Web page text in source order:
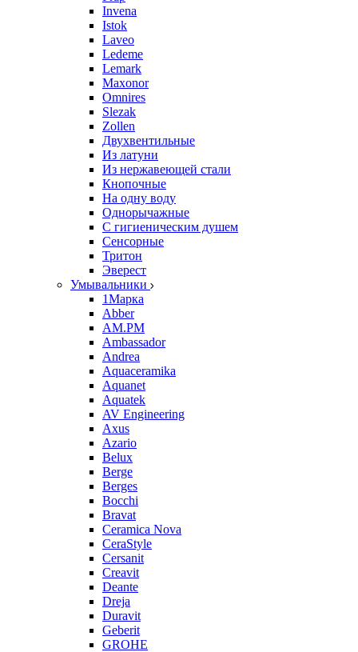
Invena
Istok
Laveo
Ledeme
Lemark
Maxonor
Omnires
Slezak
Zollen
Двухвентильные
Из латуни
Из нержавеющей стали
Кнопочные
На одну воду
Однорычажные
С гигиеническим душем
Сенсорные
Тритон
Эверест
Умывальники
1Марка
Abber
AM.PM
Ambassador
Andrea
Aquaceramika
Aquanet
Aquatek
AV Engineering
Axus
Azario
Belux
Berge
Berges
Bocchi
Bravat
Ceramica Nova
CeraStyle
Cersanit
Creavit
Deante
Dreja
Duravit
Geberit
GROHE